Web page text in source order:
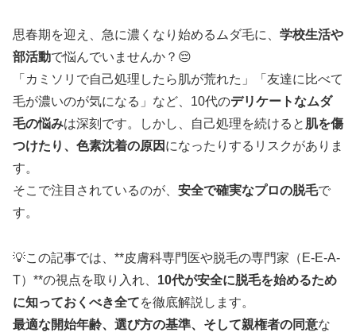
思春期を迎え、急に濃くなり始めるムダ毛に、 学校生活や
部活動で悩んでいませんか？😔
「カミソリで自己処理したら肌が荒れた」「友達に比べて
毛が濃いのが気になる」など、10代のデリケートなムダ
毛の悩みは深刻です。しかし、自己処理を続けると 肌を傷
つけたり、色素沈着の原因 になったりするリスクがありま
す。
そこで注目されているのが、 安全で確実なプロの脱毛で
す。
💡この記事では、**皮膚科専門医や脱毛の専門家（E-E-A-
T）**の視点を取り入れ、 10代が安全に脱毛を始めるため
に知っておくべき全てを徹底解説します。
最適な開始年齢、選び方の基準、そして親権者の同意な